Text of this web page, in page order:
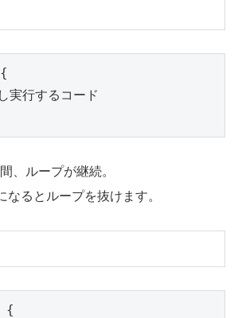
行するコード
、ループが継続。
なるとループを抜けます。
{